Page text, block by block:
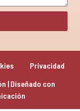
| Diseñado con
Privacidad